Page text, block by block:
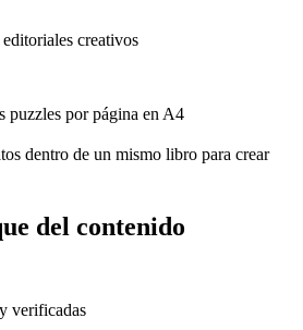
creativos
puzzles por página en A4
dentro de un mismo libro para crear
del contenido
verificadas